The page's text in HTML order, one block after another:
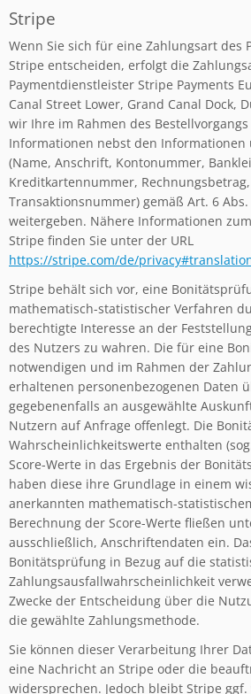
Stripe
Wenn Sie sich für eine Zahlungsart des
Stripe entscheiden, erfolgt die
Paymentdienstleister Stripe Payments
Canal Street Lower, Grand Canal Dock,
wir Ihre im Rahmen des
Informationen nebst den Informationen
(Name, Anschrift, Kontonummer,
Kreditkartennummer,
Transaktionsnummer) gemäß Art. 6 Abs.
weitergeben. Nähere Informationen
Stripe finden Sie unter der URL
https://stripe.com/de/
Stripe behält sich vor, eine
mathematisch-statistischer Verfahren
berechtigte Interesse an der
des Nutzers zu wahren. Die für eine
notwendigen und im Rahmen der
erhaltenen personenbezogenen Daten
gegebenenfalls an ausgewählte
Nutzern auf Anfrage offenlegt. Die
Wahrscheinlichkeitswerte enthalten
Score-Werte in das Ergebnis der
haben diese ihre Grundlage in einem
anerkannten mathematisch-
Berechnung der Score-Werte fließen
ausschließlich, Anschriftendaten ein.
Bonitätsprüfung in Bezug auf die
Zahlungsausfallwahrscheinlichkeit
Zwecke der Entscheidung über die
die gewählte Zahlungsmethode.
Sie können dieser Verarbeitung Ihrer
eine Nachricht an Stripe oder die
widersprechen. Jedoch bleibt Stripe